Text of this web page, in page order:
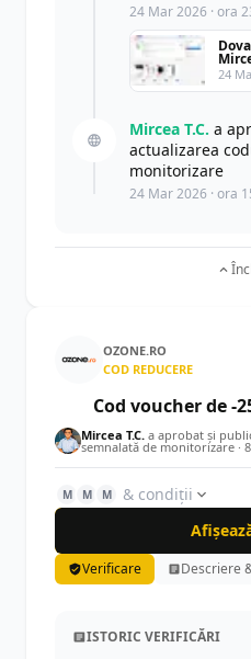
24 Mar 2026 · ora
24
Mircea T.C. a
actualizarea
monitorizare
24 Mar 2026 · ora
OZONE.RO
COD REDUCERE
Cod voucher de -
Mircea T.C. a aprobat și
semnalată de monitorizare ·
M M M
& condiții
Verificare Descriere
ISTORIC VERIFICĂRI